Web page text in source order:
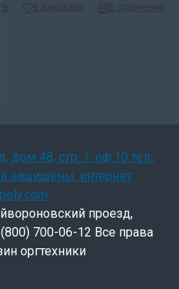
В закладки В сравнение
проезд,
700-06-12 Все права
оргтехники